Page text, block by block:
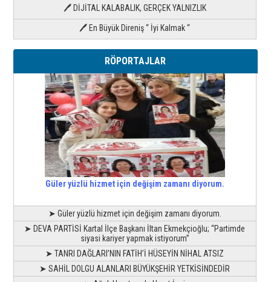
🖊 DİJİTAL KALABALIK, GERÇEK YALNIZLIK
🖊 En Büyük Direniş “ İyi Kalmak “
RÖPORTAJLAR
Güler yüzlü hizmet için değişim zamanı diyorum.
➤ Güler yüzlü hizmet için değişim zamanı diyorum.
➤ DEVA PARTİSİ Kartal İlçe Başkanı İltan Ekmekçioğlu; “Partimde
siyasi kariyer yapmak istiyorum”
➤ TANRI DAĞLARI’NIN FATİH’İ HÜSEYİN NİHAL ATSIZ
➤ SAHİL DOLGU ALANLARI BÜYÜKŞEHİR YETKİSİNDEDİR